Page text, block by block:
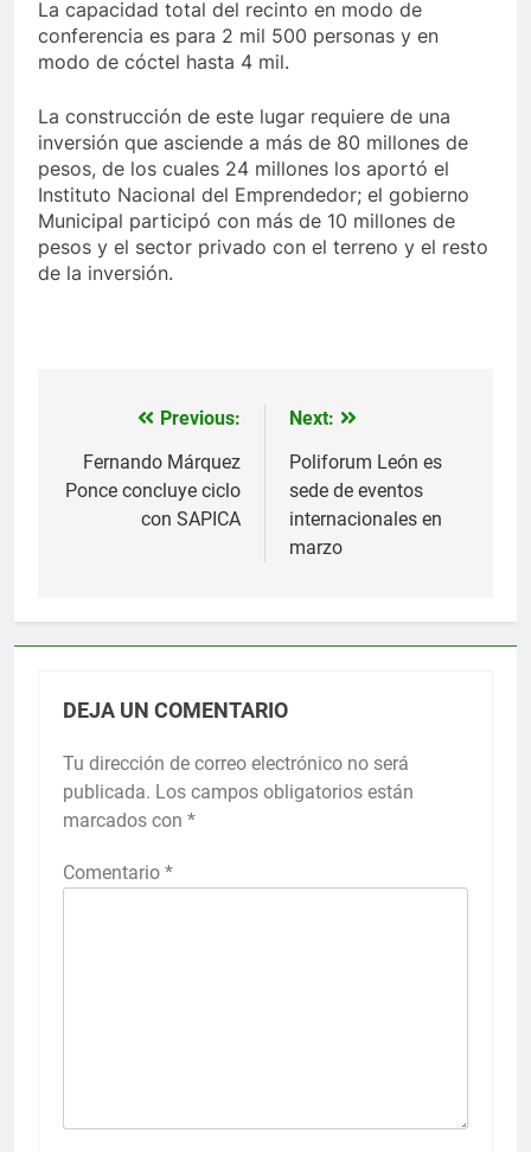
La capacidad total del recinto en modo de
conferencia es para 2 mil 500 personas y en
modo de cóctel hasta 4 mil.
La construcción de este lugar requiere de una
inversión que asciende a más de 80 millones de
pesos, de los cuales 24 millones los aportó el
Instituto Nacional del Emprendedor; el gobierno
Municipal participó con más de 10 millones de
pesos y el sector privado con el terreno y el resto
de la inversión.
Navegación
de
entradas
Previous:
Fernando Márquez
Ponce concluye ciclo
con SAPICA
Next:
Poliforum León es
sede de eventos
internacionales en
marzo
DEJA UN COMENTARIO
Tu dirección de correo electrónico no será
publicada. Los campos obligatorios están
marcados con *
Comentario *